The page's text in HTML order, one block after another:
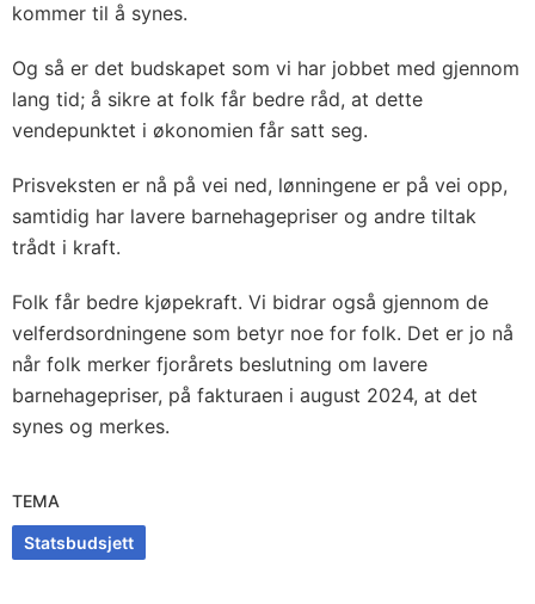
kommer til å synes.
Og så er det budskapet som vi har jobbet med gjennom
lang tid; å sikre at folk får bedre råd, at dette
vendepunktet i økonomien får satt seg.
Prisveksten er nå på vei ned, lønningene er på vei opp,
samtidig har lavere barnehagepriser og andre tiltak
trådt i kraft.
Folk får bedre kjøpekraft. Vi bidrar også gjennom de
velferdsordningene som betyr noe for folk. Det er jo nå
når folk merker fjorårets beslutning om lavere
barnehagepriser, på fakturaen i august 2024, at det
synes og merkes.
TEMA
Statsbudsjett